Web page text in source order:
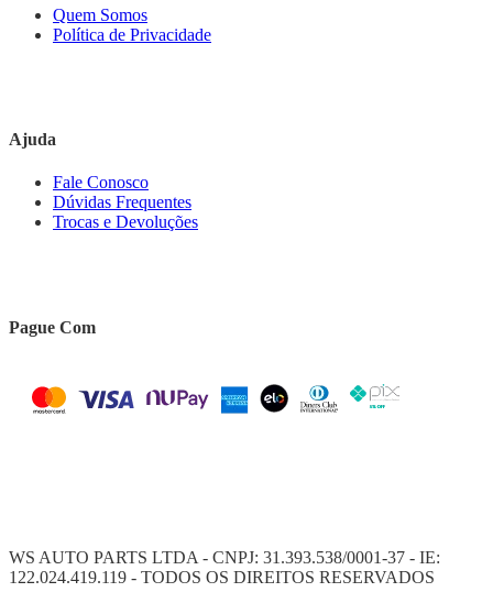
Quem Somos
Política de Privacidade
Ajuda
Fale Conosco
Dúvidas Frequentes
Trocas e Devoluções
Pague Com
WS AUTO PARTS LTDA - CNPJ: 31.393.538/0001-37 - IE:
122.024.419.119 - TODOS OS DIREITOS RESERVADOS